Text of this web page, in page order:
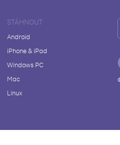
STÁHNOUT
Android
iPhone & iPad
Windows PC
Mac
Linux